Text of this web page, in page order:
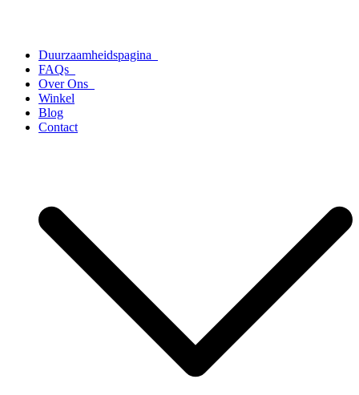
Duurzaamheidspagina
FAQs
Over Ons
Winkel
Blog
Contact